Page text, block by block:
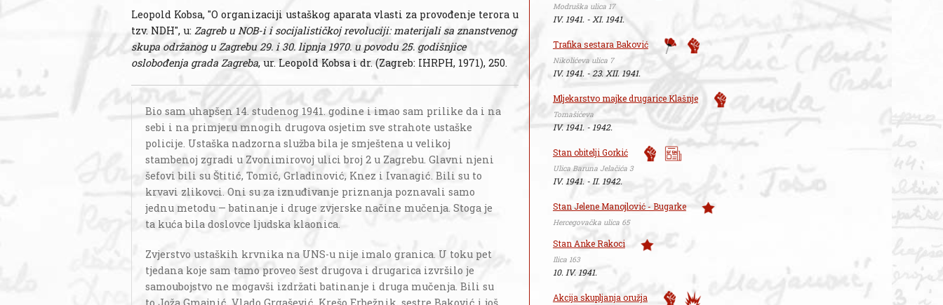
Leopold Kobsa, "O organizaciji ustaškog aparata vlasti za provođenje terora u
tzv. NDH", u: Zagreb u NOB-i i socijalističkoj revoluciji: materijali sa znanstvenog
skupa održanog u Zagrebu 29. i 30. lipnja 1970. u povodu 25. godišnjice
oslobođenja grada Zagreba, ur. Leopold Kobsa i dr. (Zagreb: IHRPH, 1971), 250.
Bio sam uhapšen 14. studenog 1941. godine i imao sam prilike da i na
sebi i na primjeru mnogih drugova osjetim sve strahote ustaške
policije. Ustaška nadzorna služba bila je smještena u velikoj
stambenoj zgradi u Zvonimirovoj ulici broj 2 u Zagrebu. Glavni njeni
šefovi bili su Štitić, Tomić, Grladinović, Knez i Ivanagić. Bili su to
krvavi zlikovci. Oni su za iznuđivanje priznanja poznavali samo
jednu metodu — batinanje i druge zvjerske načine mučenja. Stoga je
ta kuća bila doslovce ljudska klaonica.
Zvjerstvo ustaških krvnika na UNS-u nije imalo granica. U toku pet
tjedana koje sam tamo proveo šest drugova i drugarica izvršilo je
samoubojstvo ne mogavši izdržati batinanje i druga mučenja. Bili su
Modruška ulica 17
IV. 1941. - XI. 1941.
Trafika sestara Baković
Nikolićeva ulica 7
IV. 1941. - 23. XII. 1941.
Mljekarstvo majke drugarice Klašnje
Tomašićeva
IV. 1941. - 1942.
Stan obitelji Gorkić
Ulica Baruna Jelačića 3
IV. 1941. - II. 1942.
Stan Jelene Manojlović - Bugarke
Hercegovačka ulica 65
Stan Anke Rakoci
Ilica 163
10. IV. 1941.
Akcija skupljanja oružja